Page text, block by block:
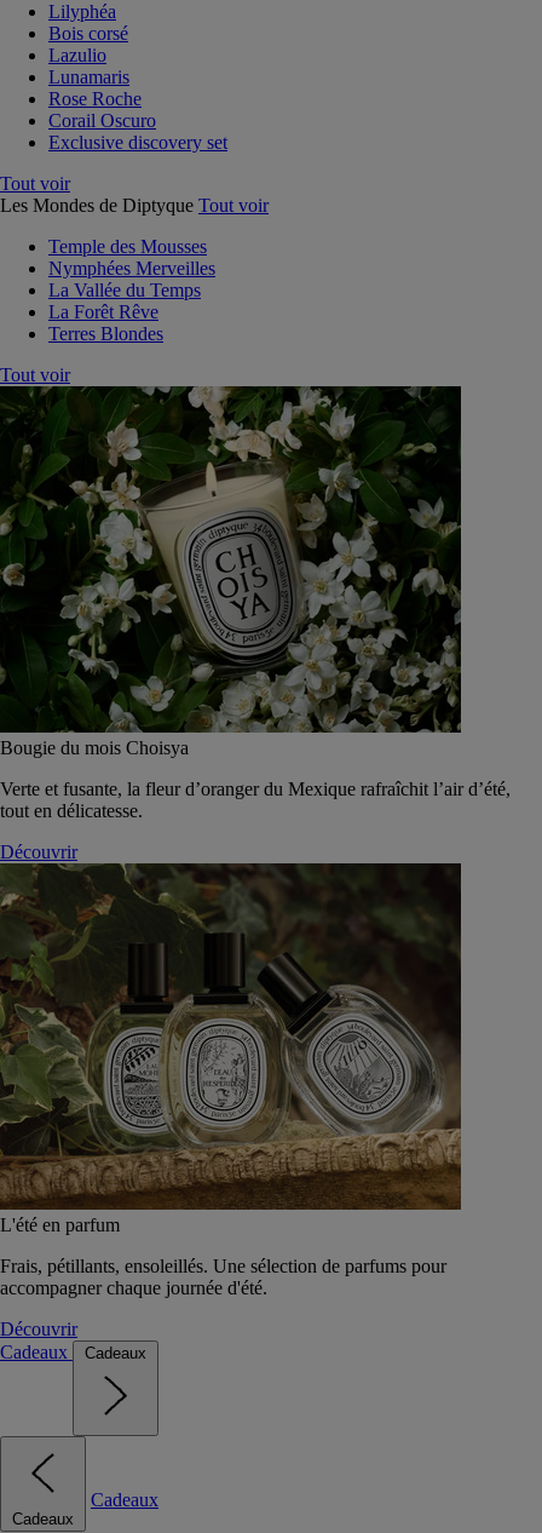
Lilyphéa
Bois corsé
Lazulio
Lunamaris
Rose Roche
Corail Oscuro
Exclusive discovery set
Tout voir
Les Mondes de Diptyque Tout voir
Temple des Mousses
Nymphées Merveilles
La Vallée du Temps
La Forêt Rêve
Terres Blondes
Tout voir
Bougie du mois Choisya
Verte et fusante, la fleur d’oranger du Mexique rafraîchit l’air d’été,
tout en délicatesse.
Découvrir
L'été en parfum
Frais, pétillants, ensoleillés. Une sélection de parfums pour
accompagner chaque journée d'été.
Découvrir
Cadeaux
Cadeaux
Cadeaux
Cadeaux